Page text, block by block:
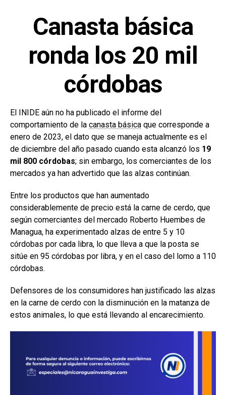
Canasta básica
ronda los 20 mil
córdobas
El INIDE aún no ha publicado el informe del
comportamiento de la canasta básica que corresponde a
enero de 2023, el dato que se maneja actualmente es el
de diciembre del año pasado cuando esta alcanzó los 19
mil 800 córdobas; sin embargo, los comerciantes de los
mercados ya han advertido que las alzas continúan.
Entre los productos que han aumentado
considerablemente de precio está la carne de cerdo, que
según comerciantes del mercado Roberto Huembes de
Managua, ha experimentado alzas de entre 5 y 10
córdobas por cada libra, lo que lleva a que la posta se
sitúe en 95 córdobas por libra, y en el caso del lomo a 110
córdobas.
Defensores de los consumidores han justificado las alzas
en la carne de cerdo con la disminución en la matanza de
estos animales, lo que está llevando al encarecimiento.